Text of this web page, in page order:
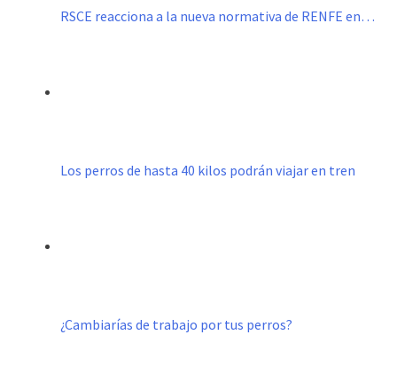
RSCE reacciona a la nueva normativa de RENFE en…
Los perros de hasta 40 kilos podrán viajar en tren
¿Cambiarías de trabajo por tus perros?